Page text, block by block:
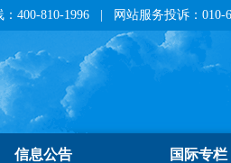
：400-810-1996 | 网站服务投诉：010-
信息公告 国际专栏